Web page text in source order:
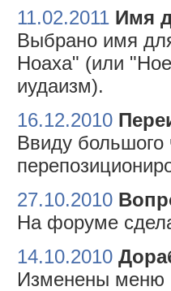
11.02.2011 Имя
Выбрано имя
Ноаха" (или
иудаизм).
16.12.2010
Ввиду большого
27.10.2010
На форуме
14.10.2010
Изменены меню